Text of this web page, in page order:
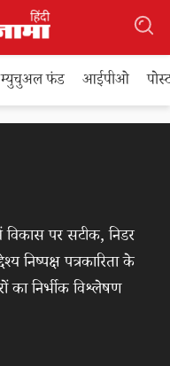
म्युचुअल फंड आईपीओ
विकास पर सटीक, निडर
निष्पक्ष पत्रकारिता के
का निर्भीक विश्लेषण